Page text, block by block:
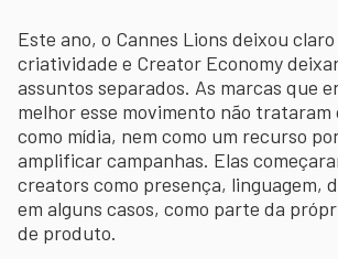
Este ano, o Cannes Lions deixou
criatividade e Creator Economy
assuntos separados. As marcas que
melhor esse movimento não
como mídia, nem como um recurso
amplificar campanhas. Elas
creators como presença, linguagem,
em alguns casos, como parte da
de produto.